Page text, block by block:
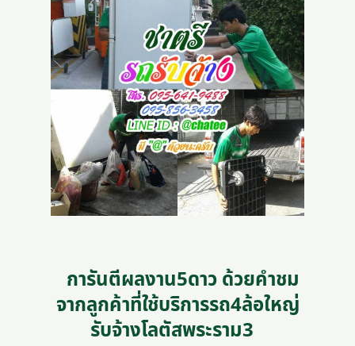
การันตีผลงาน5ดาว ด้วยคำชม
จากลูกค้าที่ใช้บริการรถ4ล้อใหญ่
รับจ้างโลตัสพระราม3